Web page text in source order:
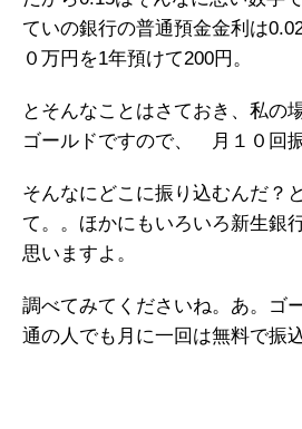
ていの銀行の普通預金金利は
０万円を1年預けて200円。
とそんなことはさておき、私
ゴールドですので、 月１０回
そんなにどこに振り込むんだ？
て。。ほかにもいろいろ新生銀
思いますよ。
調べてみてくださいね。あ。ゴ
通の人でも月に一回は無料で振